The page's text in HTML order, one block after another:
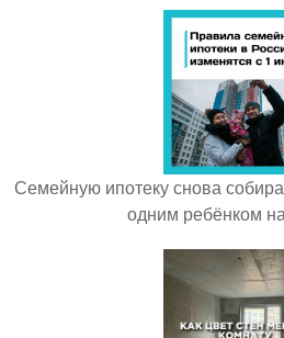
Семейную ипотеку снова
одним ребёнком